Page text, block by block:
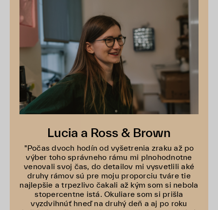
Lucia a Ross & Brown
"Počas dvoch hodín od vyšetrenia zraku až po
výber toho správneho rámu mi plnohodnotne
venovali svoj čas, do detailov mi vysvetlili aké
druhy rámov sú pre moju proporciu tváre tie
najlepšie a trpezlivo čakali až kým som si nebola
stopercentne istá. Okuliare som si prišla
vyzdvihnúť hneď na druhý deň a aj po roku